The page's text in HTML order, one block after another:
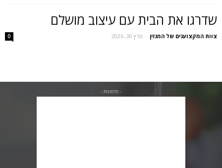
שדרגו את הבית עם עיצוב מושלם
צוות המקצוענים של המגזין - מרץ 30, 2026 0
- פרסומת -